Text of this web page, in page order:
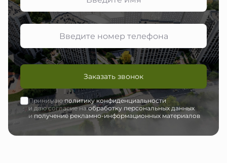
Заказать звонок
Принимаюполитику конфиденциальности
и даю согласие наобработку персональных данных
иполучение рекламно-информационных материалов